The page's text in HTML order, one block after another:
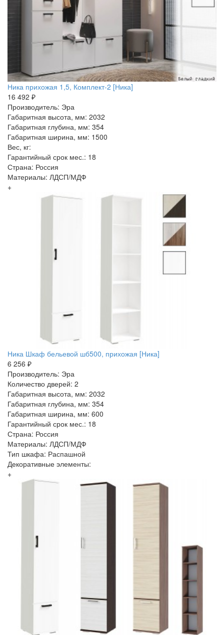
Ника прихожая 1,5, Комплект-2 [Ника]
16 492 ₽
Производитель: Эра
Габаритная высота, мм: 2032
Габаритная глубина, мм: 354
Габаритная ширина, мм: 1500
Вес, кг:
Гарантийный срок мес.: 18
Страна: Россия
Материалы: ЛДСП/МДФ
+
Ника Шкаф бельевой шб500, прихожая [Ника]
6 256 ₽
Производитель: Эра
Количество дверей: 2
Габаритная высота, мм: 2032
Габаритная глубина, мм: 354
Габаритная ширина, мм: 600
Гарантийный срок мес.: 18
Страна: Россия
Материалы: ЛДСП/МДФ
Тип шкафа: Распашной
Декоративные элементы:
+